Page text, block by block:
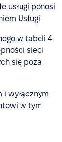
usługi ponosi
Usługi.
w tabeli 4
sieci
się poza
i wyłącznym
w tym